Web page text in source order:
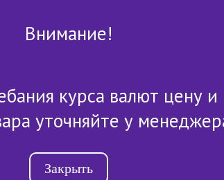
(843) 2-507-607
Внимание!
курса валют цену и
уточняйте у
Закрыть